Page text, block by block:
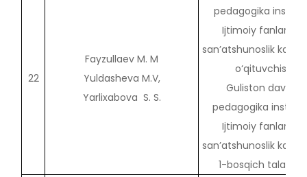
22
Fayzullaev M. M
Yuldasheva M.V,
Yarlixabova S. S.
pedagogika
Ijtimoiy fanlar va
san’atshunoslik
o‘qituvchisi
Guliston davlat
pedagogika
Ijtimoiy fanlar va
san’atshunoslik
1-bosqich talabasi